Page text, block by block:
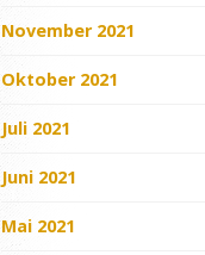
November 2021
Oktober 2021
Juli 2021
Juni 2021
Mai 2021